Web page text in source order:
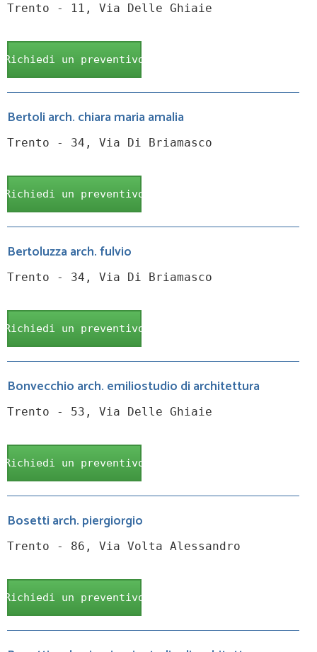
Trento - 11, Via Delle Ghiaie
Richiedi un preventivo
Bertoli arch. chiara maria amalia
Trento - 34, Via Di Briamasco
Richiedi un preventivo
Bertoluzza arch. fulvio
Trento - 34, Via Di Briamasco
Richiedi un preventivo
Bonvecchio arch. emiliostudio di architettura
Trento - 53, Via Delle Ghiaie
Richiedi un preventivo
Bosetti arch. piergiorgio
Trento - 86, Via Volta Alessandro
Richiedi un preventivo